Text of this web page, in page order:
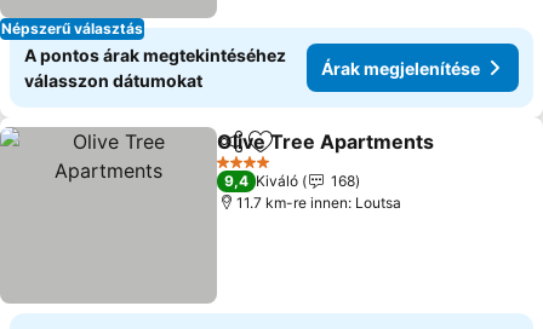
Népszerű választás
A pontos árak megtekintéséhez
válasszon dátumokat
Árak megjelenítése
Megosztás
Hozzáadás a kedvencekhez
Olive Tree Apartments
4 Kategória
9,4 Kiváló
168
11.7 km-re innen: Loutsa